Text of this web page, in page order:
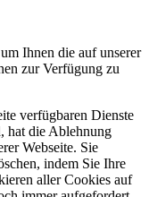
Ihnen die auf unserer
zur Verfügung zu
verfügbaren Dienste
hat die Ablehnung
Webseite. Sie
indem Sie Ihre
aller Cookies auf